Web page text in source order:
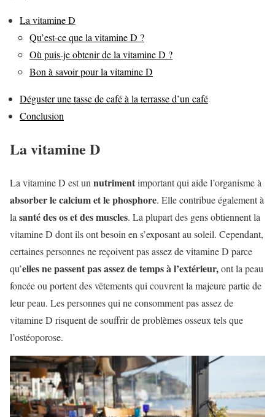
La vitamine D
Qu’est-ce que la vitamine D ?
Où puis-je obtenir de la vitamine D ?
Bon à savoir pour la vitamine D
Déguster une tasse de café à la terrasse d’un café
Conclusion
La vitamine D
La vitamine D est unnutrimentimportant qui aide l’organisme à
absorber le calcium et le phosphore. Elle contribue également à
lasanté des os et des muscles. La plupart des gens obtiennent la
vitamine D dont ils ont besoin en s’exposant au soleil. Cependant,
certaines personnes ne reçoivent pas assez de vitamine D parce
qu’elles ne passent pas assez de temps à l’extérieur,ont la peau
foncée ou portent des vêtements qui couvrent la majeure partie de
leur peau. Les personnes qui ne consomment pas assez de
vitamine D risquent de souffrir de problèmes osseux tels que
l’ostéoporose.